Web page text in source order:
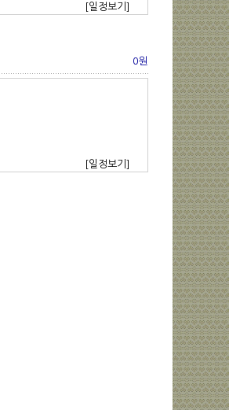
[일정보기]
0원
[일정보기]